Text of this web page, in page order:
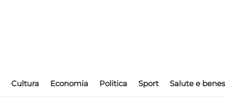
Cultura Economia Politica Sport Salute e